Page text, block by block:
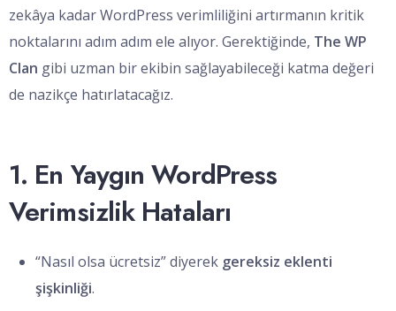
zekâya kadar WordPress verimliliğini artırmanın kritik
noktalarını adım adım ele alıyor. Gerektiğinde, The WP
Clan gibi uzman bir ekibin sağlayabileceği katma değeri
de nazikçe hatırlatacağız.
1. En Yaygın WordPress
Verimsizlik Hataları
“Nasıl olsa ücretsiz” diyerek gereksiz eklenti
şişkinliği.